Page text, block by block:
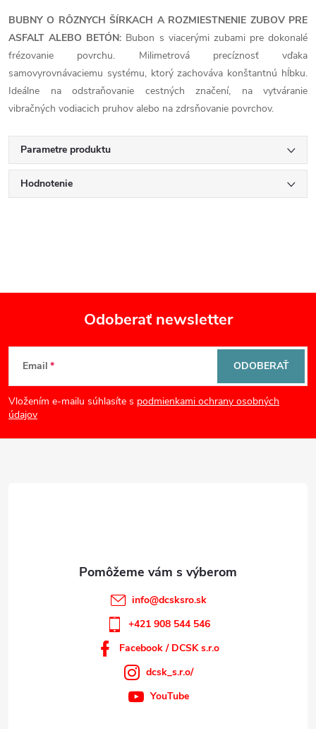
BUBNY O RÔZNYCH ŠÍRKACH A ROZMIESTNENIE ZUBOV PRE
ASFALT ALEBO BETÓN: Bubon s viacerými zubami pre dokonalé
frézovanie povrchu. Milimetrová precíznosť vďaka
samovyrovnávaciemu systému, ktorý zachováva konštantnú hĺbku.
Ideálne na odstraňovanie cestných značení, na vytváranie
vibračných vodiacich pruhov alebo na zdrsňovanie povrchov.
Parametre produktu
Hodnotenie
Z
á
p
Odoberať newsletter
Email
Vložením e-mailu súhlasíte s podmienkami ochrany osobných
údajov
ODOBERAŤ
info@dcsksro.sk
+421 908 544 546
Facebook / DCSK s.r.o
dcsk_s.r.o/
YouTube